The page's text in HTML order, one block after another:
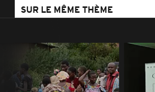
SUR LE MÊME THÈME